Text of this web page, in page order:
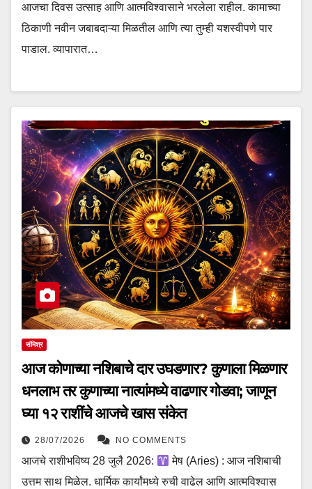
आजचा दिवस उत्साह आणि आत्मविश्वासाने भरलेला राहील. कामाच्या
ठिकाणी नवीन जबाबदाऱ्या मिळतील आणि त्या तुम्ही यशस्वीपणे पार
पाडाल. व्यापारात…
संमिश्र
आज कोणाच्या नशिबाचे दार उघडणार? कुणाला मिळणार
धनलाभ तर कुणाच्या नात्यांमध्ये वाढणार गोडवा; जाणून
घ्या १२ राशींचे आजचे खास संकेत
28/07/2026 NO COMMENTS
आजचे राशीभविष्य 28 जुलै 2026:
मेष (Aries) : आज नशिबाची
उत्तम साथ मिळेल. धार्मिक कार्यांमध्ये रुची वाढेल आणि आत्मविश्वास